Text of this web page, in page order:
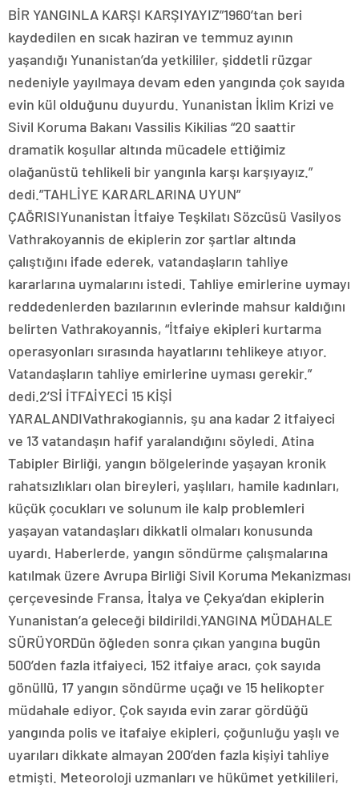
BİR YANGINLA KARŞI KARŞIYAYIZ”1960’tan beri
kaydedilen en sıcak haziran ve temmuz ayının
yaşandığı Yunanistan’da yetkililer, şiddetli rüzgar
nedeniyle yayılmaya devam eden yangında çok sayıda
evin kül olduğunu duyurdu. Yunanistan İklim Krizi ve
Sivil Koruma Bakanı Vassilis Kikilias “20 saattir
dramatik koşullar altında mücadele ettiğimiz
olağanüstü tehlikeli bir yangınla karşı karşıyayız.”
dedi.”TAHLİYE KARARLARINA UYUN”
ÇAĞRISIYunanistan İtfaiye Teşkilatı Sözcüsü Vasilyos
Vathrakoyannis de ekiplerin zor şartlar altında
çalıştığını ifade ederek, vatandaşların tahliye
kararlarına uymalarını istedi. Tahliye emirlerine uymayı
reddedenlerden bazılarının evlerinde mahsur kaldığını
belirten Vathrakoyannis, “İtfaiye ekipleri kurtarma
operasyonları sırasında hayatlarını tehlikeye atıyor.
Vatandaşların tahliye emirlerine uyması gerekir.”
dedi.2’Sİ İTFAİYECİ 15 KİŞİ
YARALANDIVathrakogiannis, şu ana kadar 2 itfaiyeci
ve 13 vatandaşın hafif yaralandığını söyledi. Atina
Tabipler Birliği, yangın bölgelerinde yaşayan kronik
rahatsızlıkları olan bireyleri, yaşlıları, hamile kadınları,
küçük çocukları ve solunum ile kalp problemleri
yaşayan vatandaşları dikkatli olmaları konusunda
uyardı. Haberlerde, yangın söndürme çalışmalarına
katılmak üzere Avrupa Birliği Sivil Koruma Mekanizması
çerçevesinde Fransa, İtalya ve Çekya’dan ekiplerin
Yunanistan’a geleceği bildirildi.YANGINA MÜDAHALE
SÜRÜYORDün öğleden sonra çıkan yangına bugün
500’den fazla itfaiyeci, 152 itfaiye aracı, çok sayıda
gönüllü, 17 yangın söndürme uçağı ve 15 helikopter
müdahale ediyor. Çok sayıda evin zarar gördüğü
yangında polis ve itafaiye ekipleri, çoğunluğu yaşlı ve
uyarıları dikkate almayan 200’den fazla kişiyi tahliye
etmişti. Meteoroloji uzmanları ve hükümet yetkilileri,